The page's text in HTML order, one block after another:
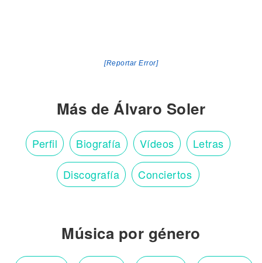
[Reportar Error]
Más de Álvaro Soler
Perfil Biografía Vídeos Letras
Discografía Conciertos
Música por género